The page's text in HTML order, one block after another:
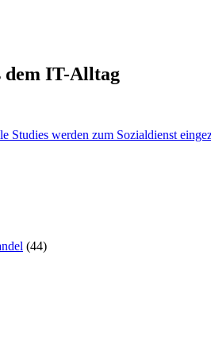
dem IT-Alltag
Studies werden zum Sozialdienst
(44)